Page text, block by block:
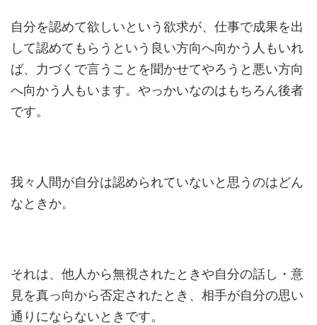
自分を認めて欲しいという欲求が、仕事で成果を出
して認めてもらうという良い方向へ向かう人もいれ
ば、力づくで言うことを聞かせてやろうと悪い方向
へ向かう人もいます。やっかいなのはもちろん後者
です。
我々人間が自分は認められていないと思うのはどん
なときか。
それは、他人から無視されたときや自分の話し・意
見を真っ向から否定されたとき、相手が自分の思い
通りにならないときです。